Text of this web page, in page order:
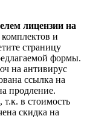
лицензии на
и
страницу
формы.
на антивирус
ссылка на
продление.
в стоимость
скидка на